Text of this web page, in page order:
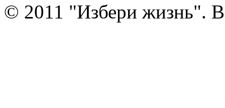
© 2011 "Избери жизнь".